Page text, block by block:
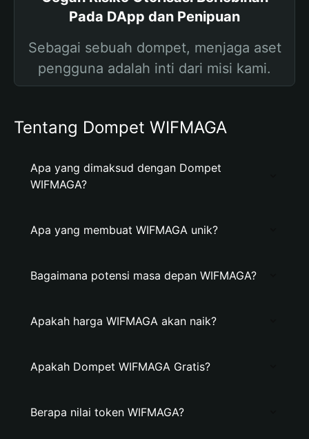
Pada DApp dan Penipuan
Sebagai sebuah dompet, menjaga aset
pengguna adalah inti dari misi kami.
Tentang Dompet WIFMAGA
Apa yang dimaksud dengan Dompet
WIFMAGA?
Apa yang membuat WIFMAGA unik?
Bagaimana potensi masa depan WIFMAGA?
Apakah harga WIFMAGA akan naik?
Apakah Dompet WIFMAGA Gratis?
Berapa nilai token WIFMAGA?